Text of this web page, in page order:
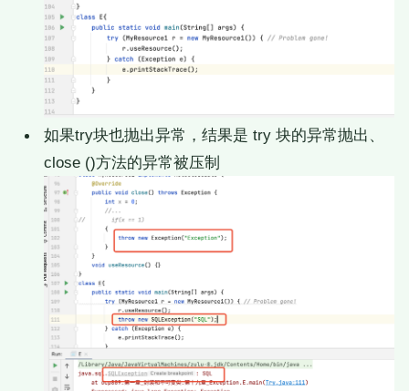
如果try块也抛出异常，结果是 try 块的异常抛出、
close ()方法的异常被压制